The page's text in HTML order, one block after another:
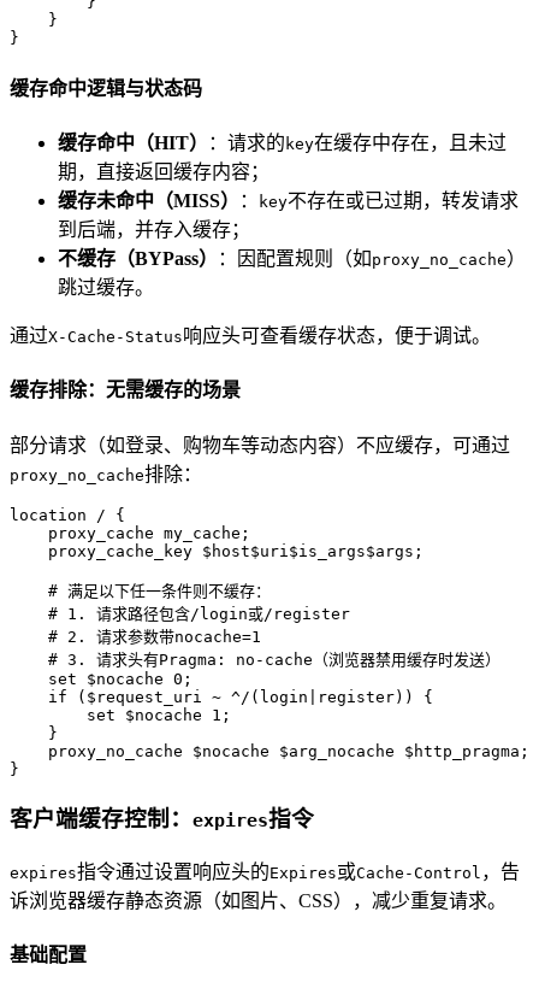
    }
}
缓存命中逻辑与状态码
缓存命中（HIT） ：请求的 key在缓存中存在，且未过
期，直接返回缓存内容；
缓存未命中（MISS）
： key不存在或已过期，转发请求
到后端，并存入缓存；
不缓存（BYPass）
：因配置规则（如 proxy_no_cache）
跳过缓存。
通过X-Cache-Status 响应头可查看缓存状态，便于调试。
缓存排除：无需缓存的场景
部分请求（如登录、购物车等动态内容）不应缓存，可通过
proxy_no_cache排除：
location / {
    proxy_cache my_cache;
    proxy_cache_key $host$uri$is_args$args;
    # 满足以下任一条件则不缓存：
    # 1. 请求路径包含/login或/register
    # 2. 请求参数带nocache=1
    # 3. 请求头有Pragma: no-cache（浏览器禁用缓存时发送）
    set $nocache 0;
    if ($request_uri ~ ^/(login|register)) {
        set $nocache 1;
    }
    proxy_no_cache $nocache $arg_nocache $http_pragma;
}
客户端缓存控制： expires指令
expires指令通过设置响应头的Expires或Cache-Control ，告
诉浏览器缓存静态资源（如图片、CSS），减少重复请求。
基础配置